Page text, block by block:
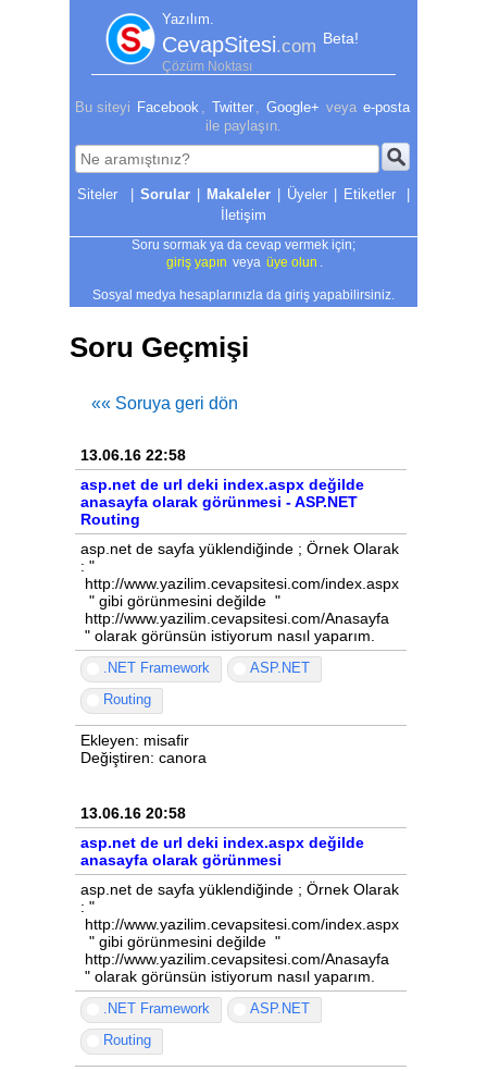
Yazılım.
CevapSitesi.com Beta!
Çözüm Noktası
Bu siteyi Facebook Twitter Google+ veya e-posta
ile paylaşın.
| Sorular | Makaleler | Üyeler | Etiketler
|
İletişim
Soru sormak ya da cevap vermek için;
giriş yapın veya üye olun
Sosyal medya hesaplarınızla da giriş yapabilirsiniz.
Soru Geçmişi
«« Soruya geri dön
13.06.16 22:58
asp.net de url deki index.aspx değilde
anasayfa olarak görünmesi - ASP.NET
Routing
asp.net de sayfa yüklendiğinde ; Örnek Olarak
: "
http://www.yazilim.cevapsitesi.com/index.aspx
" gibi görünmesini değilde "
http://www.yazilim.cevapsitesi.com/Anasayfa
" olarak görünsün istiyorum nasıl yaparım.
.NET Framework
ASP.NET
Routing
Ekleyen: misafir
Değiştiren: canora
13.06.16 20:58
asp.net de url deki index.aspx değilde
anasayfa olarak görünmesi
asp.net de sayfa yüklendiğinde ; Örnek Olarak
: "
http://www.yazilim.cevapsitesi.com/index.aspx
" gibi görünmesini değilde "
http://www.yazilim.cevapsitesi.com/Anasayfa
" olarak görünsün istiyorum nasıl yaparım.
.NET Framework
ASP.NET
Routing